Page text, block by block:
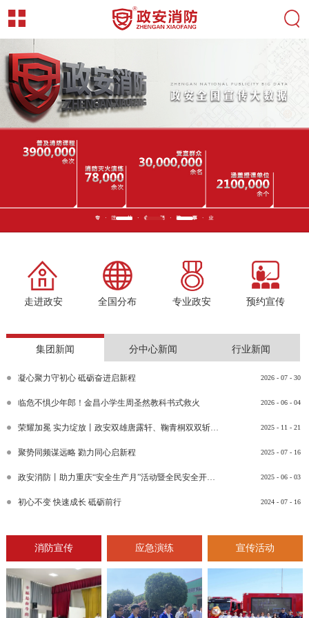
走进政安 全国分布 专业政安 预约宣传
集团新闻 分中心新闻 行业新闻
2026 - 07 - 30
凝心聚力守初心 砥砺奋进启新程
2026 - 06 - 04
临危不惧少年郎！金昌小学生周圣然教科书式救火
2025 - 11 - 21
荣耀加冕 实力绽放丨政安双雄唐露轩、鞠青桐双双斩获“渝消蓝盾讲师团金牌讲师”比武竞赛决赛大奖
2025 - 07 - 16
聚势同频谋远略 勠力同心启新程
2025 - 06 - 03
政安消防丨助力重庆“安全生产月”活动暨全民安全开放日活动
2024 - 07 - 16
初心不变 快速成长 砥砺前行
消防宣传 应急演练 宣传活动